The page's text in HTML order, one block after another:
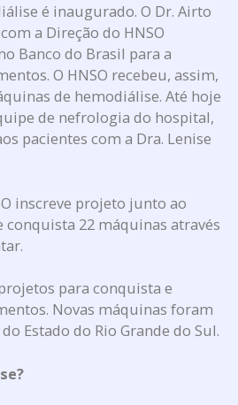
é inaugurado. O Dr. Airto
a Direção do HNSO
Banco do Brasil para a
O HNSO recebeu, assim,
de hemodiálise. Até hoje
de nefrologia do hospital,
pacientes com a Dra. Lenise
inscreve projeto junto ao
conquista 22 máquinas através
para conquista e
Novas máquinas foram
Estado do Rio Grande do Sul.